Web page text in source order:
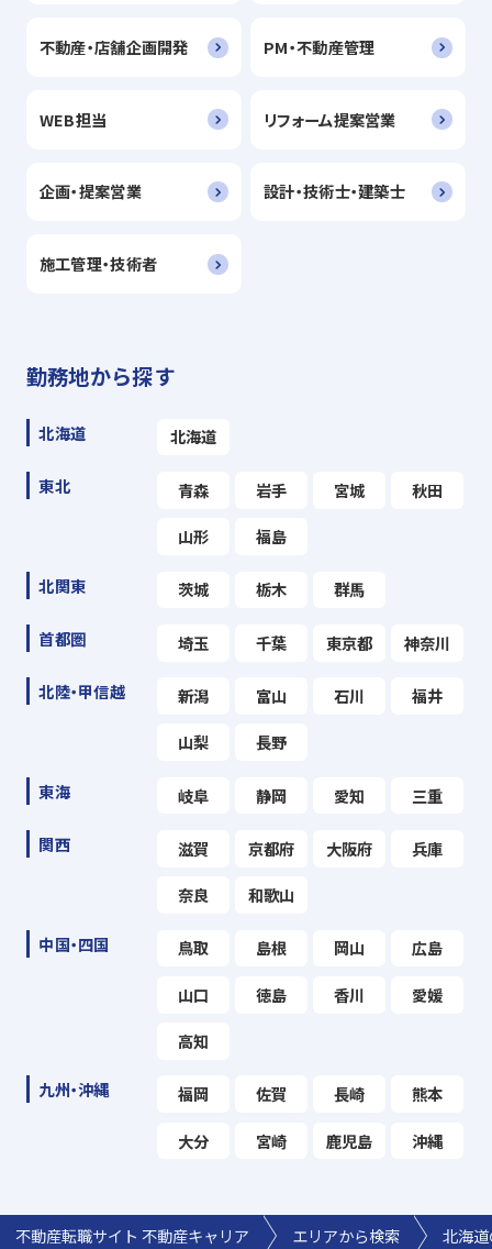
不動産・店舗企画開発 PM・不動産管理
WEB担当 リフォーム提案営業
企画・提案営業 設計・技術士・建築士
施工管理・技術者
勤務地から探す
北海道 北海道
東北 青森 岩手 宮城 秋田
山形 福島
北関東 茨城 栃木 群馬
首都圏 埼玉 千葉 東京都 神奈川
北陸・甲信越 新潟 富山 石川 福井
山梨 長野
東海 岐阜 静岡 愛知 三重
関西 滋賀 京都府 大阪府 兵庫
奈良 和歌山
中国・四国 鳥取 島根 岡山 広島
山口 徳島 香川 愛媛
高知
九州・沖縄 福岡 佐賀 長崎 熊本
大分 宮崎 鹿児島 沖縄
不動産転職サイト 不動産キャリア エリアから検索 北海